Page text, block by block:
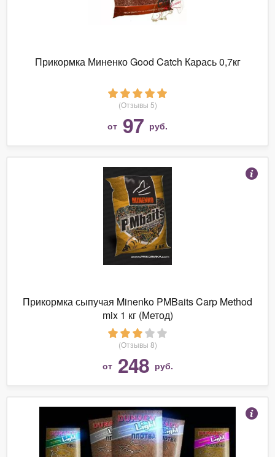
Прикормка Миненко Good Catch Карась 0,7кг
(Отзывы 5)
от 97 руб.
Прикормка сыпучая Minenko PMBaits Carp Method
mix 1 кг (Метод)
(Отзывы 8)
от 248 руб.